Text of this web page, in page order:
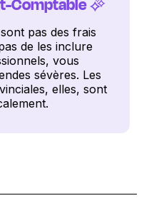
Comptable ✨
pas des frais
de les inclure
vous
sévères. Les
elles, sont